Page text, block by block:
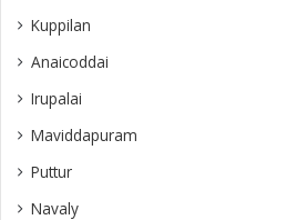
Kuppilan
Anaicoddai
Irupalai
Maviddapuram
Puttur
Navaly